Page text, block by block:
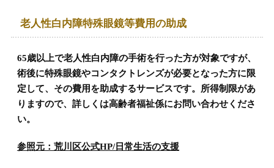
老人性白内障特殊眼鏡等費用の助成
65歳以上で老人性白内障の手術を行った方が対象ですが、
術後に特殊眼鏡やコンタクトレンズが必要となった方に限
定して、その費用を助成するサービスです。所得制限があ
りますので、詳しくは高齢者福祉係にお問い合わせくださ
い。
参照元：荒川区公式HP/日常生活の支援